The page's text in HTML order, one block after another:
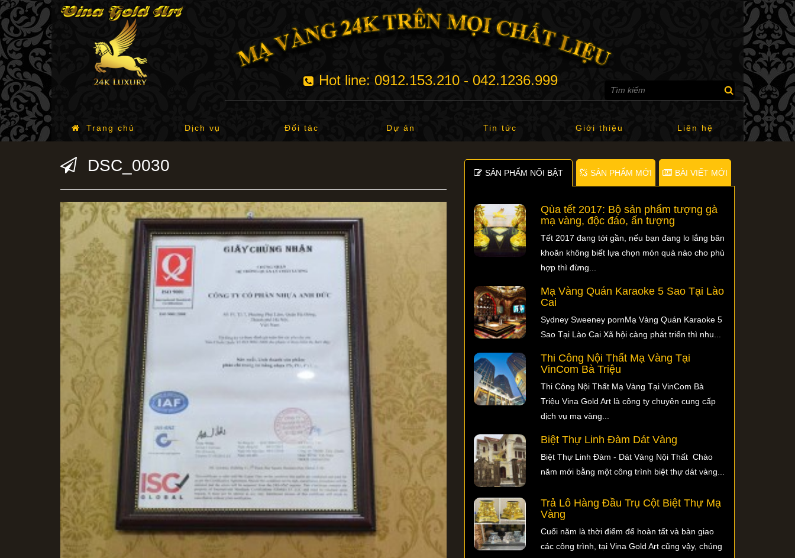
Hot line: 0912.153.210 - 042.1236.999
Trang chủ Dịch vụ Đối tác Dự án Tin tức Giới thiệu Liên hệ
DSC_0030 SẢN PHẨM NỐI BẬT SẢN PHẨM MỚI BÀI VIẾT MỚI
Qùa tết 2017: Bộ sản phẩm tượng gà
mạ vàng, độc đáo, ấn tượng
Tết 2017 đang tới gần, nếu bạn đang lo lắng băn
khoăn không biết lựa chọn món quà nào cho phù
hợp thì đừng...
Mạ Vàng Quán Karaoke 5 Sao Tại Lào
Cai
Sydney Sweeney pornMạ Vàng Quán Karaoke 5
Sao Tại Lào Cai Xã hội càng phát triển thì nhu...
Thi Công Nội Thất Mạ Vàng Tại
VinCom Bà Triệu
Thi Công Nội Thất Mạ Vàng Tại VinCom Bà
Triệu Vina Gold Art là công ty chuyên cung cấp
dịch vụ mạ vàng...
Biệt Thự Linh Đàm Dát Vàng
Biệt Thự Linh Đàm - Dát Vàng Nội Thất Chào
năm mới bằng một công trình biệt thự dát vàng...
Trả Lô Hàng Đầu Trụ Cột Biệt Thự Mạ
Vàng
Cuối năm là thời điểm để hoàn tất và bàn giao
các công trình, tại Vina Gold Art cũng vậy, chúng